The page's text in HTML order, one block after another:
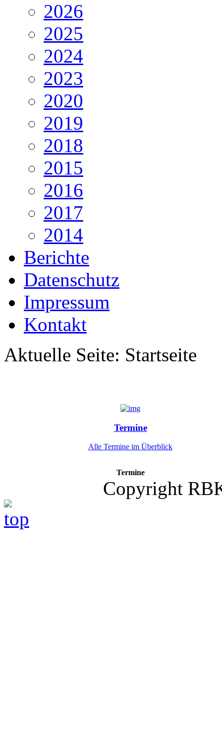
2026
2025
2024
2023
2020
2019
2018
2015
2016
2017
2014
Berichte
Datenschutz
Impressum
Kontakt
Aktuelle Seite: Startseite
Termine
Alle Termine im Überblick
Termine
Copyright